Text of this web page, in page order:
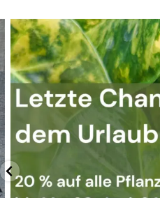
Letzte Chance
Nächste
11